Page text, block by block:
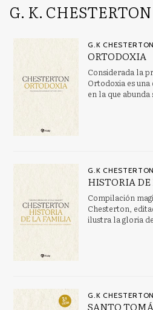
G. K. CHESTERTON
G.K
ORTODOXIA
Considerada la
Ortodoxia es
en la que abunda
G.K
HISTORIA
Compilación
Chesterton,
ilustra la gloria
G.K CHESTERTON
SANTO